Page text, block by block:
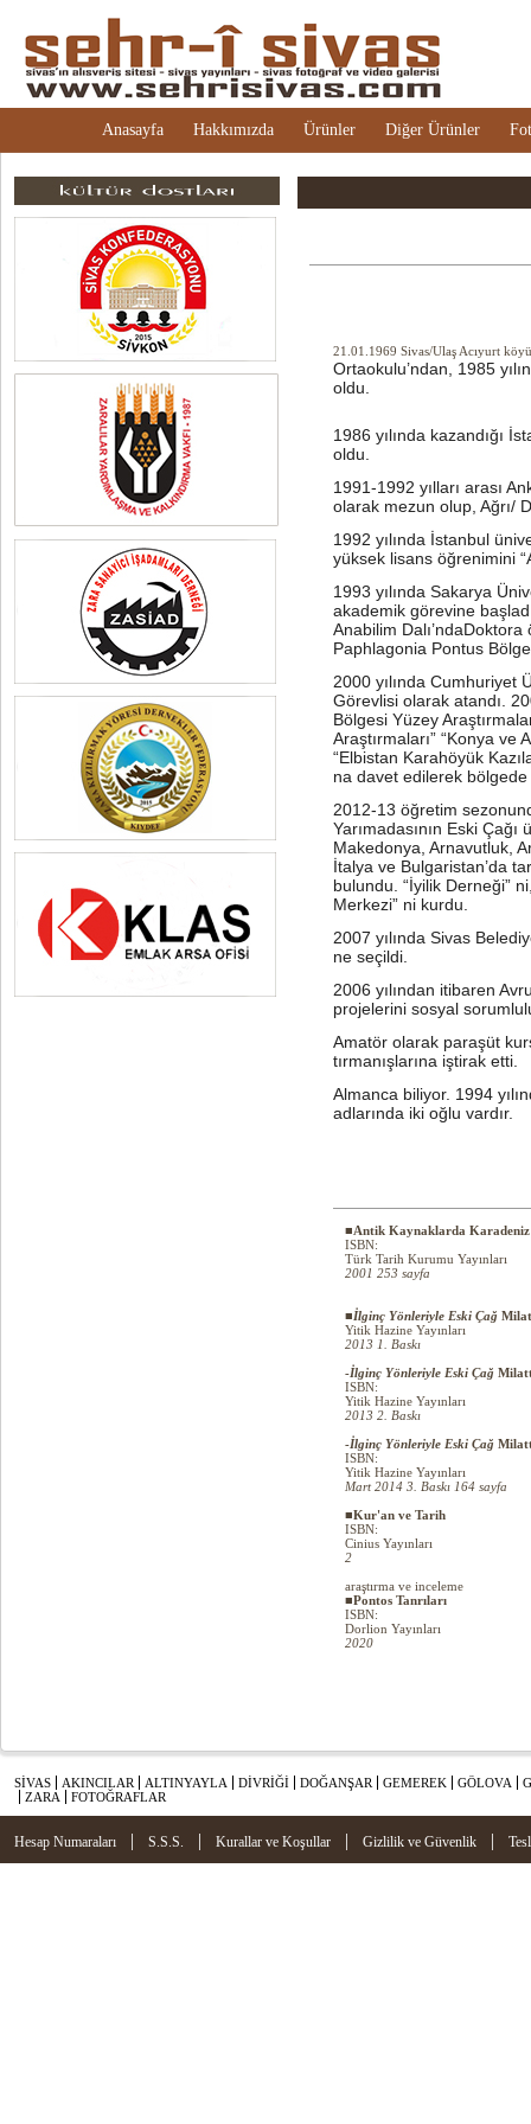
Anasayfa Hakkımızda Ürünler Diğer Ürünler
21.01.1969 Sivas/Ulaş Acıyurt
Ortaokulu’ndan, 1985
oldu.
1986 yılında kazandığı
oldu.
1991-1992 yılları arası
olarak mezun olup, Ağrı/
1992 yılında İstanbul
yüksek lisans öğrenimini
1993 yılında Sakarya
akademik görevine
Anabilim
Paphlagonia Pontus
2000 yılında Cumhuriyet
Görevlisi olarak atandı.
Bölgesi Yüzey
Araştırmaları” “Konya ve
“Elbistan Karahöyük
na davet edilerek
2012-13 öğretim
Yarımadasının Eski
Makedonya, Arnavutluk,
İtalya ve Bulgaristan’da
bulundu. “İyilik Derneği”
Merkezi” ni kurdu.
2007 yılında Sivas
ne seçildi.
2006 yılından itibaren
projelerini sosyal
Amatör olarak paraşüt
tırmanışlarına iştirak etti.
Almanca biliyor. 1994
adlarında iki oğlu vardır.
■Antik Kaynaklarda Karadeniz
ISBN:
Türk Tarih Kurumu Yayınları
2001 253 sayfa
■İlginç Yönleriyle Eski Çağ
Yitik Hazine Yayınları
2013 1. Baskı
-İlginç Yönleriyle Eski Çağ
ISBN:
Yitik Hazine Yayınları
2013 2. Baskı
-İlginç Yönleriyle Eski Çağ
ISBN:
Yitik Hazine Yayınları
Mart 2014 3. Baskı 164 sayfa
■Kur'an ve Tarih
ISBN:
Cinius Yayınları
2
araştırma ve inceleme
■Pontos Tanrıları
ISBN:
Dorlion Yayınları
2020
SİVAS AKINCILAR ALTINYAYLA DİVRİĞİ DOĞANŞAR GEMEREK GÖLOVA
ZARA
FOTOĞRAFLAR
Hesap Numaraları | S.S.S. | Kurallar ve Koşullar | Gizlilik ve Güvenlik |